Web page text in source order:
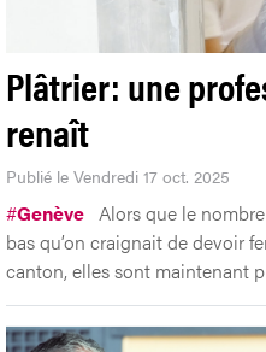
Plâtrier: une
renaît
Publié le Vendredi 17 oct. 2025
#Genève Alors que le
bas qu’on craignait de devoir
canton, elles sont maintenant